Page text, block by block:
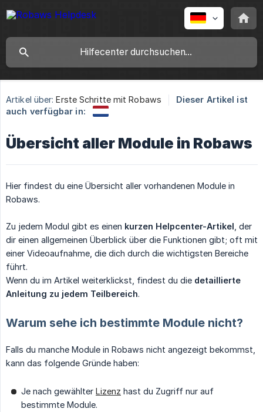
Artikel über: Erste Schritte mit Robaws
Dieser Artikel ist
auch verfügbar in:
Übersicht aller Module in Robaws
Hier findest du eine Übersicht aller vorhandenen Module in
Robaws.
Zu jedem Modul gibt es einen kurzen Helpcenter-Artikel , der
dir einen allgemeinen Überblick über die Funktionen gibt; oft mit
einer Videoaufnahme, die dich durch die wichtigsten Bereiche
führt.
Wenn du im Artikel weiterklickst, findest du die detaillierte
Anleitung zu jedem Teilbereich.
Warum sehe ich bestimmte Module nicht?
Falls du manche Module in Robaws nicht angezeigt bekommst,
kann das folgende Gründe haben:
Je nach gewählter Lizenz hast du Zugriff nur auf
bestimmte Module.